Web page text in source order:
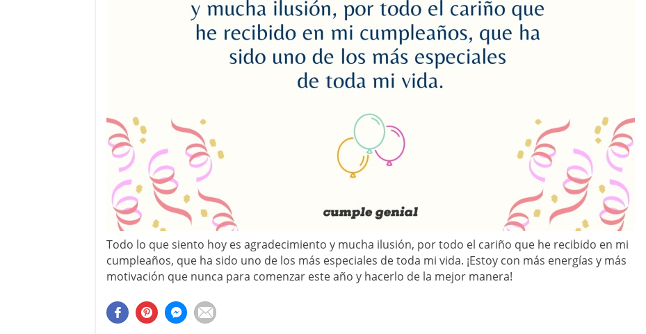
Todo lo que siento hoy es agradecimiento y mucha ilusión, por todo el cariño que he recibido en mi
cumpleaños, que ha sido uno de los más especiales de toda mi vida. ¡Estoy con más energías y más
motivación que nunca para comenzar este año y hacerlo de la mejor manera!